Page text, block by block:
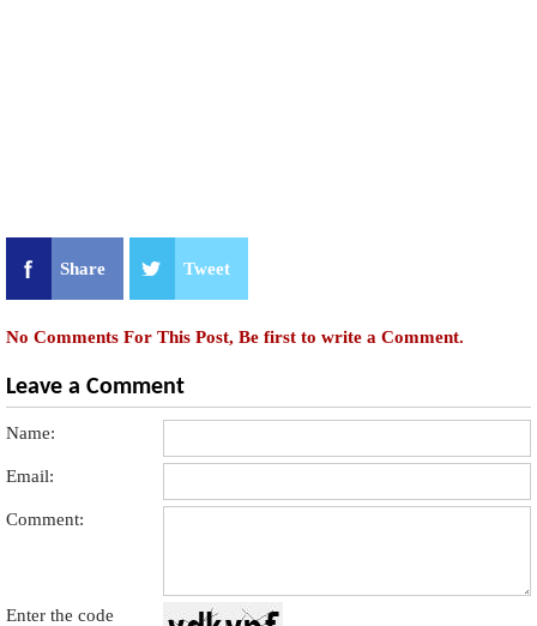
Share Tweet
No Comments For This Post, Be first to write a Comment.
Leave a Comment
Name:
Email:
Comment:
Enter the code